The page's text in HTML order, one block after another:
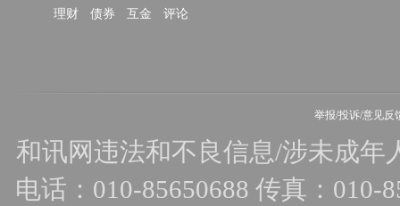
理财
债券 互金 评论
举报/投诉/意见反
和讯网违法和不良信息/涉未成年
电话：010-85650688 传真：010-